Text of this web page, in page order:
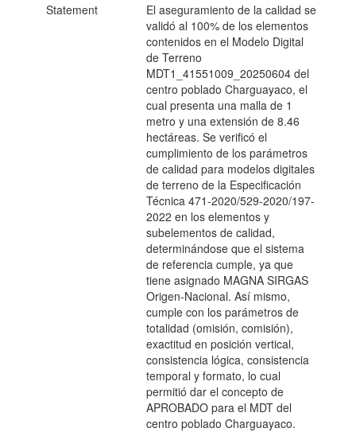
Statement
El aseguramiento de la calidad se
validó al 100% de los elementos
contenidos en el Modelo Digital
de Terreno
MDT1_41551009_20250604 del
centro poblado Charguayaco, el
cual presenta una malla de 1
metro y una extensión de 8.46
hectáreas. Se verificó el
cumplimiento de los parámetros
de calidad para modelos digitales
de terreno de la Especificación
Técnica 471-2020/529-2020/197-
2022 en los elementos y
subelementos de calidad,
determinándose que el sistema
de referencia cumple, ya que
tiene asignado MAGNA SIRGAS
Origen-Nacional. Así mismo,
cumple con los parámetros de
totalidad (omisión, comisión),
exactitud en posición vertical,
consistencia lógica, consistencia
temporal y formato, lo cual
permitió dar el concepto de
APROBADO para el MDT del
centro poblado Charguayaco.